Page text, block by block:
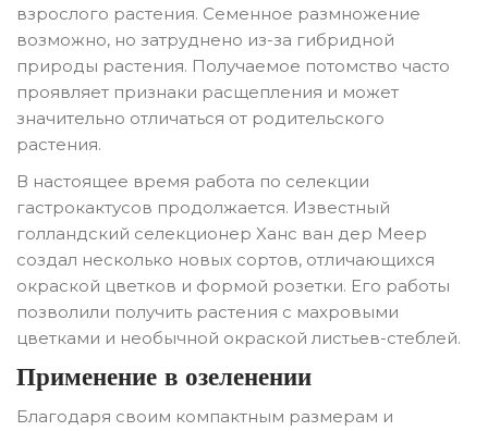
взрослого растения. Семенное размножение
возможно, но затруднено из-за гибридной
природы растения. Получаемое потомство часто
проявляет признаки расщепления и может
значительно отличаться от родительского
растения.
В настоящее время работа по селекции
гастрокактусов продолжается. Известный
голландский селекционер Ханс ван дер Меер
создал несколько новых сортов, отличающихся
окраской цветков и формой розетки. Его работы
позволили получить растения с махровыми
цветками и необычной окраской листьев-стеблей.
Применение в озеленении
Благодаря своим компактным размерам и